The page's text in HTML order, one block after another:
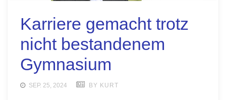
Karriere gemacht trotz
nicht bestandenem
Gymnasium
SEP. 25, 2024 BY KURT